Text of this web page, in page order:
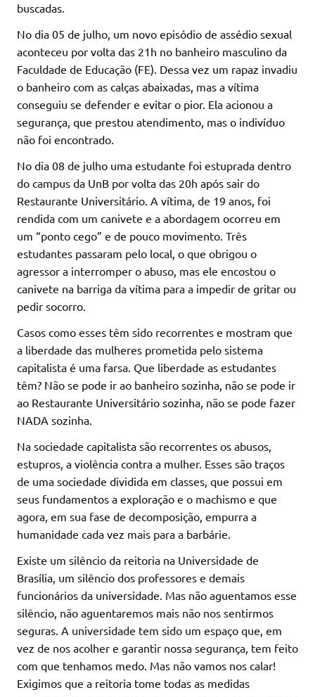
buscadas.
No dia 05 de julho, um novo episódio de assédio sexual
aconteceu por volta das 21h no banheiro masculino da
Faculdade de Educação (FE). Dessa vez um rapaz invadiu
o banheiro com as calças abaixadas, mas a vítima
conseguiu se defender e evitar o pior. Ela acionou a
segurança, que prestou atendimento, mas o indivíduo
não foi encontrado.
No dia 08 de julho uma estudante foi estuprada dentro
do campus da UnB por volta das 20h após sair do
Restaurante Universitário. A vítima, de 19 anos, foi
rendida com um canivete e a abordagem ocorreu em
um “ponto cego” e de pouco movimento. Três
estudantes passaram pelo local, o que obrigou o
agressor a interromper o abuso, mas ele encostou o
canivete na barriga da vítima para a impedir de gritar ou
pedir socorro.
Casos como esses têm sido recorrentes e mostram que
a liberdade das mulheres prometida pelo sistema
capitalista é uma farsa. Que liberdade as estudantes
têm? Não se pode ir ao banheiro sozinha, não se pode ir
ao Restaurante Universitário sozinha, não se pode fazer
NADA sozinha.
Na sociedade capitalista são recorrentes os abusos,
estupros, a violência contra a mulher. Esses são traços
de uma sociedade dividida em classes, que possui em
seus fundamentos a exploração e o machismo e que
agora, em sua fase de decomposição, empurra a
humanidade cada vez mais para a barbárie.
Existe um silêncio da reitoria na Universidade de
Brasília, um silêncio dos professores e demais
funcionários da universidade. Mas não aguentamos esse
silêncio, não aguentaremos mais não nos sentirmos
seguras. A universidade tem sido um espaço que, em
vez de nos acolher e garantir nossa segurança, tem feito
com que tenhamos medo. Mas não vamos nos calar!
Exigimos que a reitoria tome todas as medidas